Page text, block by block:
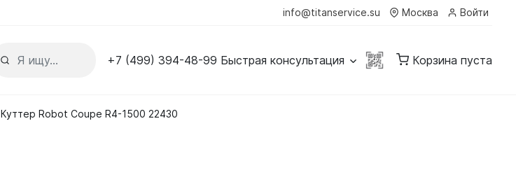
info@titanservice.su Москва Войти
+7 (499) 394-48-99 Быстрая консультация Корзина пуста
Куттер Robot Coupe R4-1500 22430